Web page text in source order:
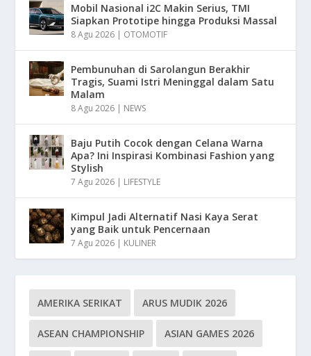
Mobil Nasional i2C Makin Serius, TMI
Siapkan Prototipe hingga Produksi Massal
8 Agu 2026 | OTOMOTIF
Pembunuhan di Sarolangun Berakhir
Tragis, Suami Istri Meninggal dalam Satu
Malam
8 Agu 2026 | NEWS
Baju Putih Cocok dengan Celana Warna
Apa? Ini Inspirasi Kombinasi Fashion yang
Stylish
7 Agu 2026 | LIFESTYLE
Kimpul Jadi Alternatif Nasi Kaya Serat
yang Baik untuk Pencernaan
7 Agu 2026 | KULINER
AMERIKA SERIKAT ARUS MUDIK 2026
ASEAN CHAMPIONSHIP ASIAN GAMES 2026